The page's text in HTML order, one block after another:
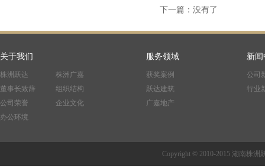
下一篇：没有了
关于我们
株洲跃达
株洲广嘉
董事长致辞
组织结构
公司荣誉
企业文化
办公环境
服务领域
获奖案例
跃达建筑
广嘉地产
新
公司
行业
Copyright © 2010-2015 湖南株